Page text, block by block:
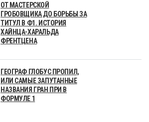
ОТ МАСТЕРСКОЙ
ГРОБОВЩИКА ДО БОРЬБЫ ЗА
ТИТУЛ В Ф1. ИСТОРИЯ
ХАЙНЦА-ХАРАЛЬДА
ФРЕНТЦЕНА
ГЕОГРАФ ГЛОБУС ПРОПИЛ,
ИЛИ САМЫЕ ЗАПУТАННЫЕ
НАЗВАНИЯ ГРАН ПРИ В
ФОРМУЛЕ 1